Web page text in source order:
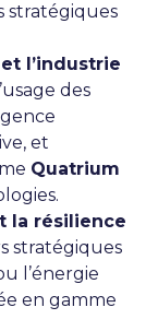
stratégiques
l’industrie
des
et
Quatrium
la résilience
stratégiques
l’énergie
en gamme